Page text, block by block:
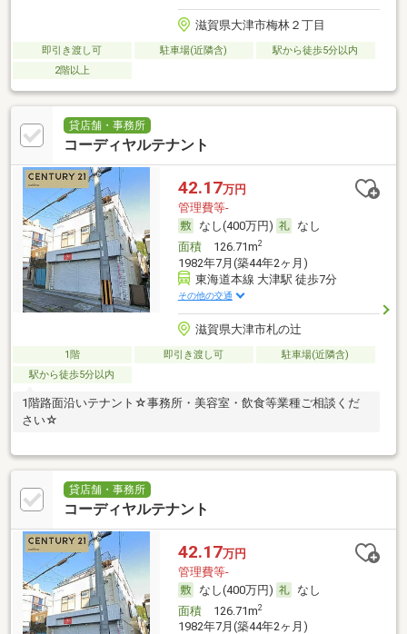
滋賀県大津市梅林２丁目
即引き渡し可 駐車場(近隣含)
駅から徒歩5分以内
2階以上
貸店舗・事務所
コーディヤルテナント
42.17万円
管理費等-
なし(400万円)
なし
面積126.71m2
1982年7月(築44年2ヶ月)
東海道本線 大津駅 徒歩7分
その他の交通
滋賀県大津市札の辻
1階 即引き渡し可
駐車場(近隣含)
駅から徒歩5分以内
1階路面沿いテナント☆事務所・美容室・飲食等業種ご相談くだ
さい☆
貸店舗・事務所
コーディヤルテナント
42.17万円
管理費等-
なし(400万円)
なし
面積126.71m2
1982年7月(築44年2ヶ月)